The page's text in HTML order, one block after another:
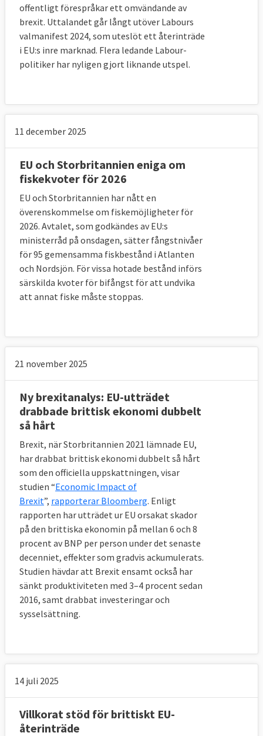
Övergångsperioden kan förlängas om båda
sidor så önskar. En förlängning, som måste
vara två år, kan dock bara ske en gång och
måste beslutas om innan första juli 2020.
Vid en eventuell förlängning måste
och åtnjuta andra EU-fördelar.
Nordirland?
En nödlösning där hela Storbritannien
fortsätter i en tullunion med EU om man inte
lyckas hitta någon annan utväg.
Frågan om den känsliga situationen på
brittiska Nordirland har varit den kanske
svåraste att lösa för förhandlarna.
I avtalet har man skrivit in en nödlösning
Storbritannien inte lyckas komma överens
Den ska se till att det inte uppstår någon
hård gräns – alltså fysiska kontroller –
mellan republiken Irland och brittiska
Nordirland.
inklusive Nordirland fortsätter vara kvar i en
tullunion med EU. Det gör att ingen hård
gräns behöver sättas upp mellan antingen
Irland och Nordirland (vilket EU inte vill)
eller Nordirland och övriga Storbritannien
(vilket britterna inte vill).
Den gemensamma tullunionen som skulle
bildas innebär att EU:s och Storbritanniens
tullar och tariffer gentemot varor från andra
länder förblir desamma som nu.
Storbritannien kommer att samla in
tullavgifterna men behöver inte längre betala
Tullunionen omfattar bara varor och gör det
alltså möjligt för Storbritannien att sluta
nödlösningen är på plats.
offentligt förespråkar ett omvändande av
brexit. Uttalandet går långt utöver Labours
valmanifest 2024, som uteslöt ett återinträde
i EU:s inre marknad. Flera ledande Labour-
politiker har nyligen gjort liknande utspel.
11 december 2025
EU och Storbritannien eniga om
fiskekvoter för 2026
EU och Storbritannien har nått en
överenskommelse om fiskemöjligheter för
2026. Avtalet, som godkändes av EU:s
ministerråd på onsdagen, sätter fångstnivåer
för 95 gemensamma fiskbestånd i Atlanten
och Nordsjön. För vissa hotade bestånd införs
särskilda kvoter för bifångst för att undvika
att annat fiske måste stoppas.
21 november 2025
Ny brexitanalys: EU-utträdet
drabbade brittisk ekonomi dubbelt
så hårt
Brexit, när Storbritannien 2021 lämnade EU,
har drabbat brittisk ekonomi dubbelt så hårt
som den officiella uppskattningen, visar
studien “Economic Impact of
Brexit”, rapporterar Bloomberg. Enligt
rapporten har utträdet ur EU orsakat skador
på den brittiska ekonomin på mellan 6 och 8
procent av BNP per person under det senaste
decenniet, effekter som gradvis ackumulerats.
Studien hävdar att Brexit ensamt också har
sänkt produktiviteten med 3–4 procent sedan
2016, samt drabbat investeringar och
sysselsättning.
14 juli 2025
Villkorat stöd för brittiskt EU-
återinträde